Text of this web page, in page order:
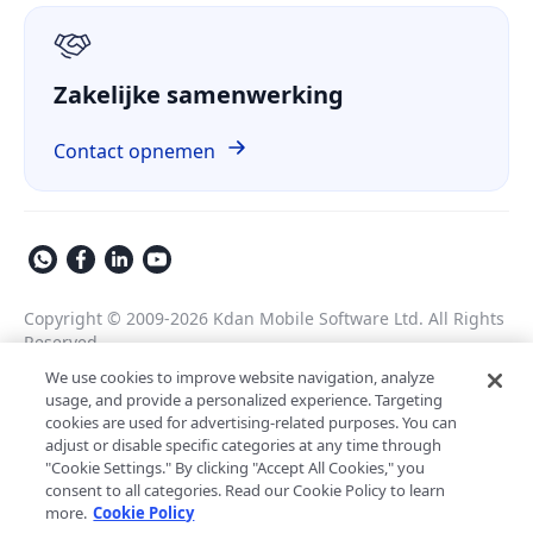
Zakelijke samenwerking
Contact opnemen
Privacybeleid
Algemene voorwaarden
Veiligheidsbeleid
Cookie-instellingen
Mogelijk gemaakt door ComPDF
Copyright © 2009-2026 Kdan Mobile Software Ltd. All Rights
Reserved.
LynxPDF V2.0.0
AI-assistent voor
documentverwerking in
ondernemingen
We use cookies to improve website navigation, analyze
usage, and provide a personalized experience. Targeting
cookies are used for advertising-related purposes. You can
adjust or disable specific categories at any time through
"Cookie Settings." By clicking "Accept All Cookies," you
consent to all categories. Read our Cookie Policy to learn
more. Cookie Policy